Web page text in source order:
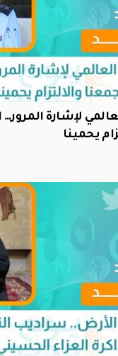
لإشارة
يحمينا